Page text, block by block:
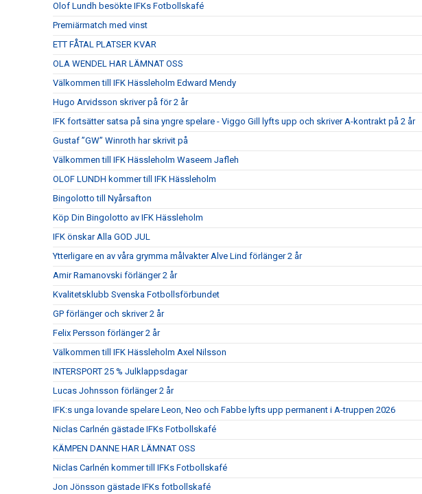
Olof Lundh besökte IFKs Fotbollskafé
Premiärmatch med vinst
ETT FÅTAL PLATSER KVAR
OLA WENDEL HAR LÄMNAT OSS
Välkommen till IFK Hässleholm Edward Mendy
Hugo Arvidsson skriver på för 2 år
IFK fortsätter satsa på sina yngre spelare - Viggo Gill lyfts upp och skriver A-kontrakt på 2 år
Gustaf ”GW” Winroth har skrivit på
Välkommen till IFK Hässleholm Waseem Jafleh
OLOF LUNDH kommer till IFK Hässleholm
Bingolotto till Nyårsafton
Köp Din Bingolotto av IFK Hässleholm
IFK önskar Alla GOD JUL
Ytterligare en av våra grymma målvakter Alve Lind förlänger 2 år
Amir Ramanovski förlänger 2 år
Kvalitetsklubb Svenska Fotbollsförbundet
GP förlänger och skriver 2 år
Felix Persson förlänger 2 år
Välkommen till IFK Hässleholm Axel Nilsson
INTERSPORT 25 % Julklappsdagar
Lucas Johnsson förlänger 2 år
IFK:s unga lovande spelare Leon, Neo och Fabbe lyfts upp permanent i A-truppen 2026
Niclas Carlnén gästade IFKs Fotbollskafé
KÄMPEN DANNE HAR LÄMNAT OSS
Niclas Carlnén kommer till IFKs Fotbollskafé
Jon Jönsson gästade IFKs fotbollskafé